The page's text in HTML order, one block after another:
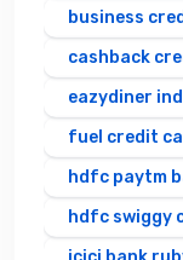
business
cashback
eazydiner
fuel credit
hdfc paytm
hdfc swiggy